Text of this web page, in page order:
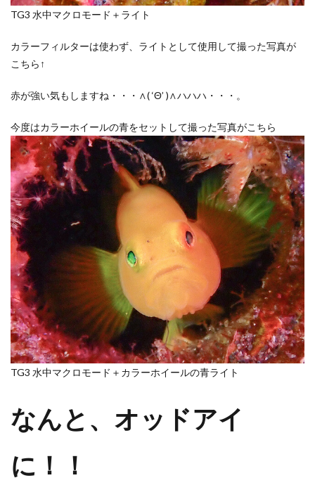
TG3 水中マクロモード＋ライト
カラーフィルターは使わず、ライトとして使用して撮った写真が
こちら↑
赤が強い気もしますね・・・∧( ‘Θ’ )∧ハハハ・・・。
今度はカラーホイールの青をセットして撮った写真がこちら
TG3 水中マクロモード＋カラーホイールの青ライト
なんと、オッドアイ
に！！